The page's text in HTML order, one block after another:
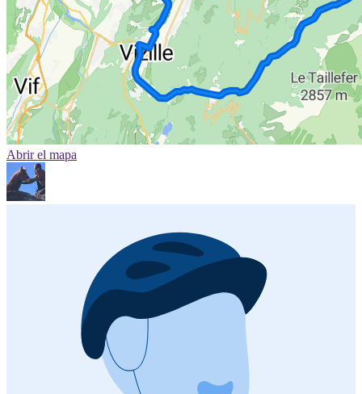
Abrir el mapa